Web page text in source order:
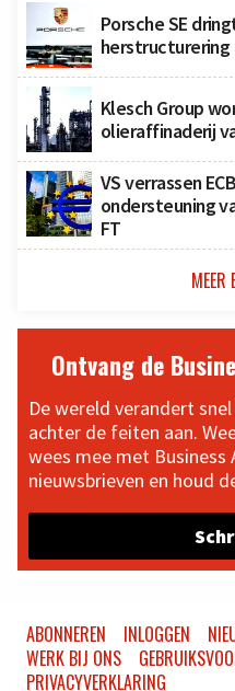
Porsche SE
Klesch Group
olieraffinaderij
VS verrassen
ondersteuning
FT
MEER
Ontvang de
De wereld verandert
achter de feiten aan.
wees mee met Business
nieuwsbrieven en houd
ABONNEREN INLOGGEN
WERK BIJ ONS
PRIVACYVERKLARING